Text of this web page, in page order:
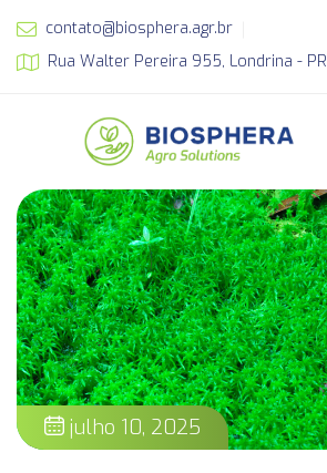
contato@biosphera.agr.br
Rua Walter Pereira 955, Londrina - PR
julho 10, 2025